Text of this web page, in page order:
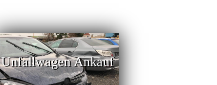
Unfallwagen Ankauf